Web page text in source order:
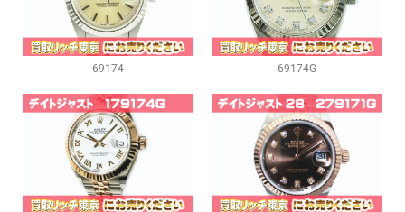
69174 69174G